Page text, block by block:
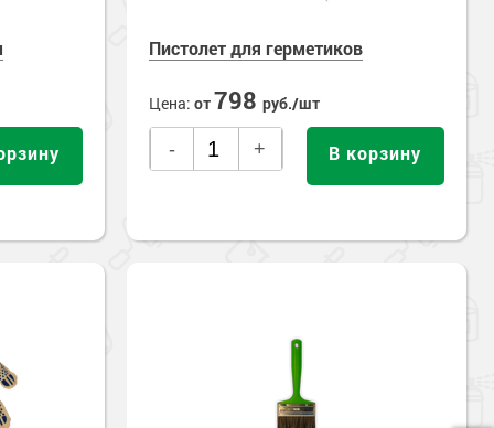
Пистолет для герметиков
Цена: от798 руб./шт
- + В корзину